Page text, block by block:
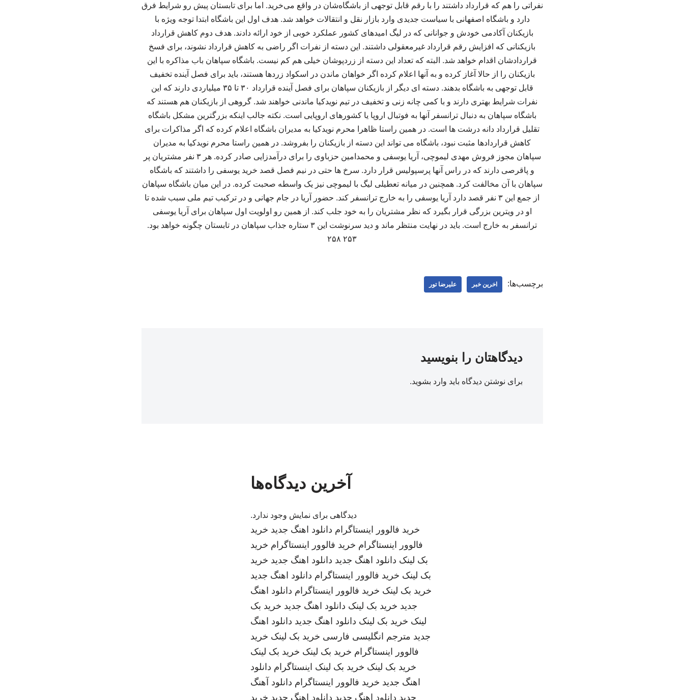
نفراتی را هم که قرارداد داشتند را با رقم قابل توجهی از باشگاه‌شان در واقع می‌خرید. اما برای تابستان پیش رو شرایط فرق
دارد و باشگاه اصفهانی با سیاست جدیدی وارد بازار نقل و انتقالات خواهد شد. هدف اول این باشگاه ابتدا توجه ویژه با
بازیکنان آکادمی خودش و جوانانی که در لیگ امیدهای کشور عملکرد خوبی از خود ارائه دادند. هدف دوم کاهش قرارداد
بازیکنانی که افزایش رقم قرارداد غیرمعقولی داشتند. این دسته از نفرات اگر راضی به کاهش قرارداد نشوند، برای فسخ
قراردادشان اقدام خواهد شد. البته که تعداد این دسته از زردپوشان خیلی هم کم نیست. باشگاه سپاهان باب مذاکره با این
بازیکنان را از حالا آغاز کرده و به آنها اعلام کرده اگر خواهان ماندن در اسکواد زردها هستند، باید برای فصل آینده تخفیف
قابل توجهی به باشگاه بدهند. دسته ای دیگر از بازیکنان سپاهان برای فصل آینده قرارداد ۳۰ تا ۳۵ میلیاردی دارند که این
نفرات شرایط بهتری دارند و با کمی چانه زنی و تخفیف در تیم نویدکیا ماندنی خواهند شد. گروهی از بازیکنان هم هستند که
باشگاه سپاهان به دنبال ترانسفر آنها به فوتبال اروپا یا کشورهای اروپایی است. نکته جالب اینکه بزرگترین مشکل باشگاه
تقلیل قرارداد دانه درشت ها است. در همین راستا ظاهرا محرم نویدکیا به مدیران باشگاه اعلام کرده که اگر مذاکرات برای
کاهش قراردادها مثبت نبود، باشگاه می تواند این دسته از بازیکنان را بفروشد. در همین راستا محرم نویدکیا به مدیران
سپاهان مجوز فروش مهدی لیموچی، آریا یوسفی و محمدامین حزباوی را برای درآمدزایی صادر کرده‌. هر ۳ نفر مشتریان پر
و پاقرصی دارند که در راس آنها پرسپولیس قرار دارد. سرخ ها حتی در نیم فصل قصد خرید یوسفی را داشتند که باشگاه
سپاهان با آن مخالفت کرد. همچنین در میانه تعطیلی لیگ با لیموچی نیز یک واسطه صحبت کرده. در این میان باشگاه سپاهان
از جمع این ۳ نفر قصد دارد آریا یوسفی را به خارج ترانسفر کند. حضور آریا در جام جهانی و در ترکیب تیم ملی سبب شده تا
او در ویترین بزرگی قرار بگیرد که نظر مشتریان را به خود جلب کند. از همین رو اولویت اول سپاهان برای آریا یوسفی
ترانسفر به خارج است. باید در نهایت منتظر ماند و دید سرنوشت این ۳ ستاره جذاب سپاهان در تابستان چگونه خواهد بود.
۲۵۳ ۲۵۸
برچسب‌ها: اخرین خبر علیرضا تور
دیدگاهتان را بنویسید
برای نوشتن دیدگاه باید وارد بشوید.
آخرین دیدگاه‌ها
دیدگاهی برای نمایش وجود ندارد.
خرید فالوور اینستاگرام دانلود اهنگ جدید خرید
فالوور اینستاگرام خرید فالوور اینستاگرام خرید
بک لینک دانلود اهنگ جدید دانلود اهنگ جدید خرید
بک لینک خرید فالوور اینستاگرام دانلود اهنگ جدید
خرید بک لینک خرید فالوور اینستاگرام دانلود اهنگ
جدید خرید بک لینک دانلود اهنگ جدید خرید بک
لینک خرید بک لینک دانلود اهنگ جدید دانلود اهنگ
جدید مترجم انگلیسی فارسی خرید بک لینک خرید
فالوور اینستاگرام خرید بک لینک خرید بک لینک
خرید بک لینک خرید بک لینک اینستاگرام دانلود
اهنگ جدید خرید فالوور اینستاگرام دانلود آهنگ
جدید دانلود اهنگ جدید دانلود اهنگ جدید خرید